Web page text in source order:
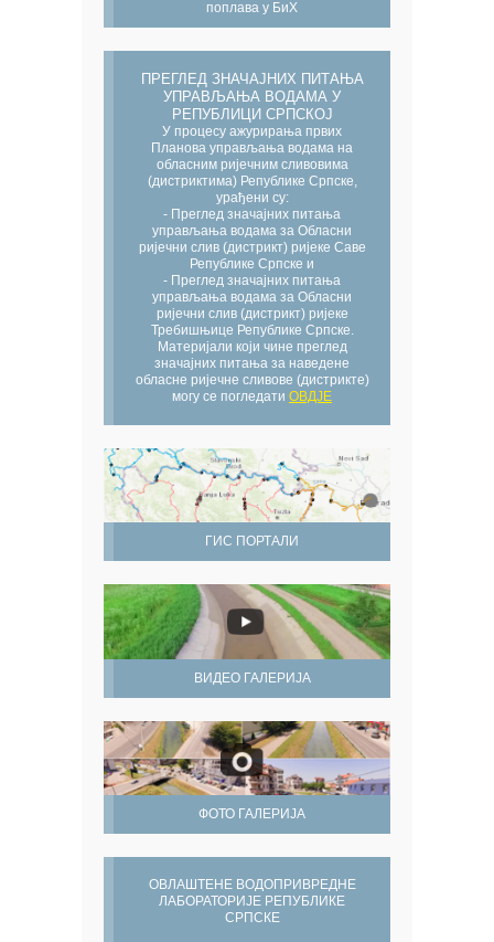
поплава у БиХ
ПРЕГЛЕД ЗНАЧАЈНИХ ПИТАЊА
УПРАВЉАЊА ВОДАМА У
РЕПУБЛИЦИ СРПСКОЈ
У процесу ажурирања првих
Планова управљања водама на
обласним ријечним сливовима
(дистриктима) Републике Српске,
урађени су:
- Преглед значајних питања
управљања водама за Обласни
ријечни слив (дистрикт) ријеке Саве
Републике Српске и
- Преглед значајних питања
управљања водама за Обласни
ријечни слив (дистрикт) ријеке
Требишњице Републике Српске.
Материјали који чине преглед
значајних питања за наведене
обласне ријечне сливове (дистрикте)
могу се погледати ОВДЈЕ
ГИС ПОРТАЛИ
ВИДЕО ГАЛЕРИЈА
ФОТО ГАЛЕРИЈА
ОВЛАШТЕНЕ ВОДОПРИВРЕДНЕ
ЛАБОРАТОРИЈЕ РЕПУБЛИКЕ
СРПСКЕ